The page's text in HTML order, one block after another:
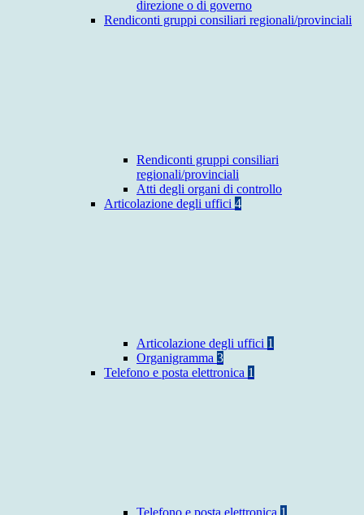
direzione o di governo
Rendiconti gruppi consiliari regionali/provinciali
Rendiconti gruppi consiliari
regionali/provinciali
Atti degli organi di controllo
Articolazione degli uffici 4
Articolazione degli uffici 1
Organigramma 3
Telefono e posta elettronica 1